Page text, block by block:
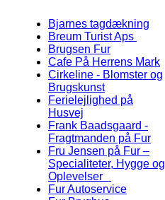
Bjarnes tagdækning
Breum Turist Aps
Brugsen Fur
Cafe På Herrens Mark
Cirkeline - Blomster og
Brugskunst
Ferielejlighed på
Husvej
Frank Baadsgaard -
Fragtmanden på Fur
Fru Jensen på Fur –
Specialiteter, Hygge og
Oplevelser
Fur Autoservice